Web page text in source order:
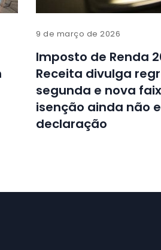
9 de março de 2026
Imposto de Renda
Receita divulga
segunda e nova
isenção ainda não
declaração